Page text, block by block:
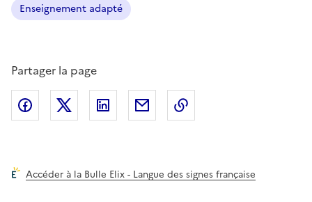
Enseignement adapté
Partager la page
Partager l'article surFacebook
Partager l'article sur X (anciennement
Partager l'article sur
Partager l'article par courriel
Accéder à la Bulle Elix - Langue des signes française